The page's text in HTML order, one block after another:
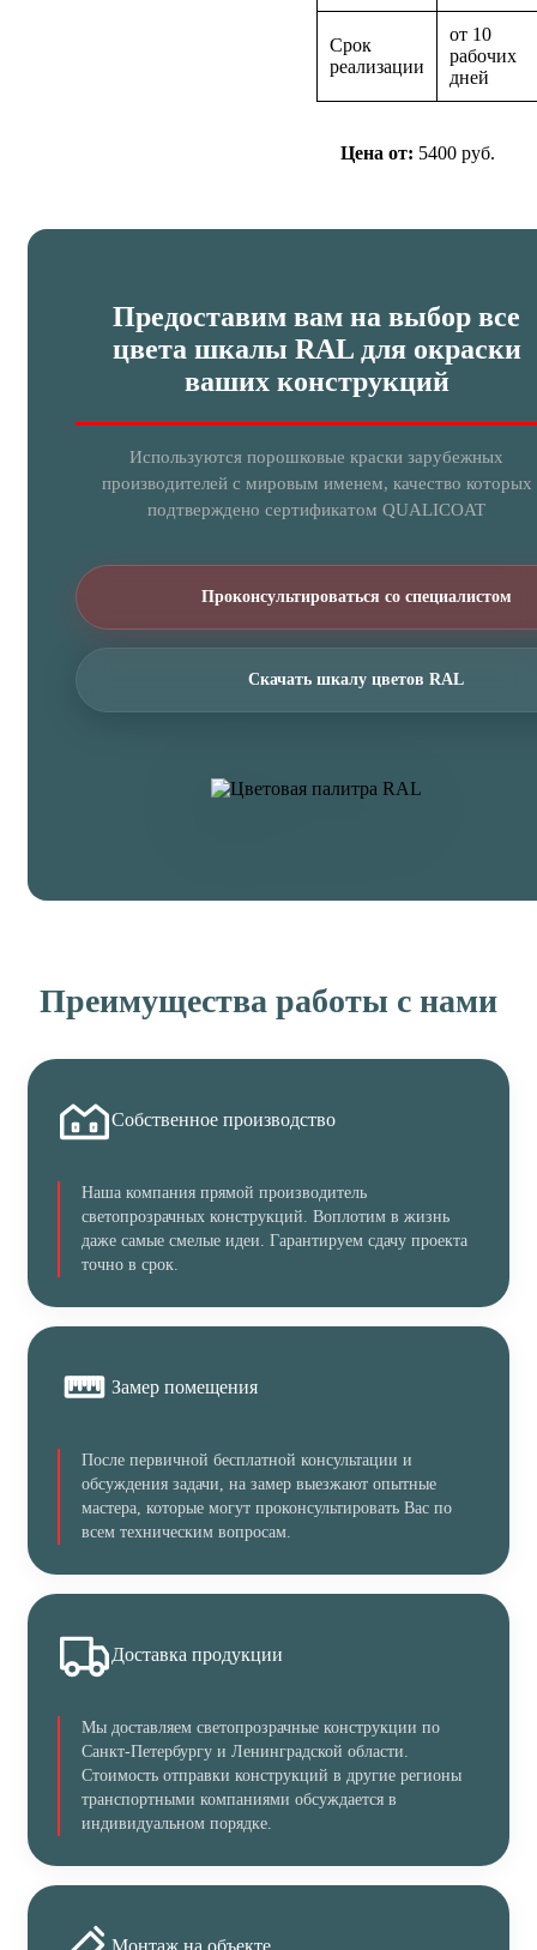
Срок
реализации
от 10
рабочих
дней
Цена от: 5400 руб.
Предоставим вам на выбор все
цвета шкалы RAL для окраски
ваших конструкций
Используются порошковые краски зарубежных
производителей с мировым именем, качество которых
подтверждено сертификатом QUALICOAT
Проконсультироваться со специалистом
Скачать шкалу цветов RAL
Преимущества работы с нами
Собственное производство
Наша компания прямой производитель
светопрозрачных конструкций. Воплотим в жизнь
даже самые смелые идеи. Гарантируем сдачу проекта
точно в срок.
Замер помещения
После первичной бесплатной консультации и
обсуждения задачи, на замер выезжают опытные
мастера, которые могут проконсультировать Вас по
всем техническим вопросам.
Доставка продукции
Мы доставляем светопрозрачные конструкции по
Санкт-Петербургу и Ленинградской области.
Стоимость отправки конструкций в другие регионы
транспортными компаниями обсуждается в
индивидуальном порядке.
Монтаж на объекте